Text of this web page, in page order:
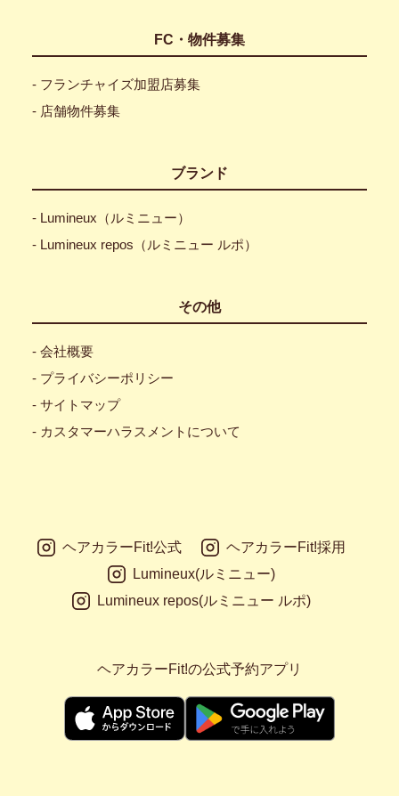
FC・物件募集
- フランチャイズ加盟店募集
- 店舗物件募集
ブランド
- Lumineux（ルミニュー）
- Lumineux repos（ルミニュー ルポ）
その他
- 会社概要
- プライバシーポリシー
- サイトマップ
- カスタマーハラスメントについて
ヘアカラーFit!公式
ヘアカラーFit!採用
Lumineux(ルミニュー)
Lumineux repos(ルミニュー ルポ)
ヘアカラーFit!の公式予約アプリ